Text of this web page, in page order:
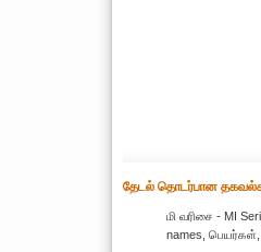
தேட‌ல் தொட‌ர்பான
மி வரிசை - MI
names, பெயர்கள்,